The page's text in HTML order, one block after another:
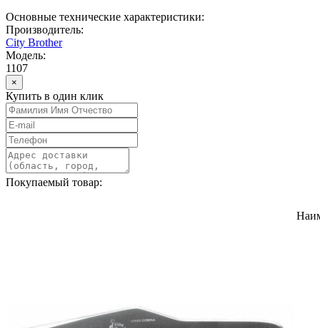
Основные технические характеристики:
Производитель:
City Brother
Модель:
1107
×
Купить в один клик
Покупаемый товар: